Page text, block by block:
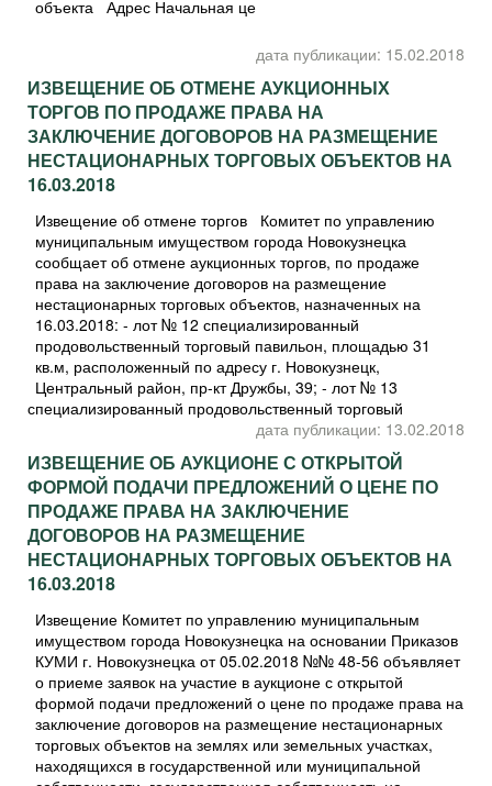
объекта Адрес Начальная це
дата публикации: 15.02.2018
ИЗВЕЩЕНИЕ ОБ ОТМЕНЕ АУКЦИОННЫХ
ТОРГОВ ПО ПРОДАЖЕ ПРАВА НА
ЗАКЛЮЧЕНИЕ ДОГОВОРОВ НА РАЗМЕЩЕНИЕ
НЕСТАЦИОНАРНЫХ ТОРГОВЫХ ОБЪЕКТОВ НА
16.03.2018
Извещение об отмене торгов Комитет по управлению
муниципальным имуществом города Новокузнецка
сообщает об отмене аукционных торгов, по продаже
права на заключение договоров на размещение
нестационарных торговых объектов, назначенных на
16.03.2018: - лот № 12 специализированный
продовольственный торговый павильон, площадью 31
кв.м, расположенный по адресу г. Новокузнецк,
Центральный район, пр-кт Дружбы, 39; - лот № 13
специализированный продовольственный торговый
дата публикации: 13.02.2018
ИЗВЕЩЕНИЕ ОБ АУКЦИОНЕ С ОТКРЫТОЙ
ФОРМОЙ ПОДАЧИ ПРЕДЛОЖЕНИЙ О ЦЕНЕ ПО
ПРОДАЖЕ ПРАВА НА ЗАКЛЮЧЕНИЕ
ДОГОВОРОВ НА РАЗМЕЩЕНИЕ
НЕСТАЦИОНАРНЫХ ТОРГОВЫХ ОБЪЕКТОВ НА
16.03.2018
Извещение Комитет по управлению муниципальным
имуществом города Новокузнецка на основании Приказов
КУМИ г. Новокузнецка от 05.02.2018 №№ 48-56 объявляет
о приеме заявок на участие в аукционе с открытой
формой подачи предложений о цене по продаже права на
заключение договоров на размещение нестационарных
торговых объектов на землях или земельных участках,
находящихся в государственной или муниципальной